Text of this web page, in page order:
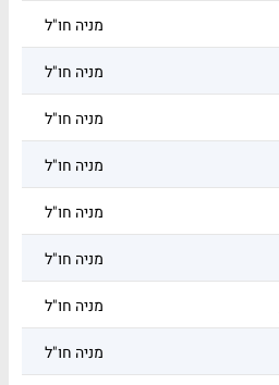
מניה חו"ל
מניה חו"ל
מניה חו"ל
מניה חו"ל
מניה חו"ל
מניה חו"ל
מניה חו"ל
מניה חו"ל